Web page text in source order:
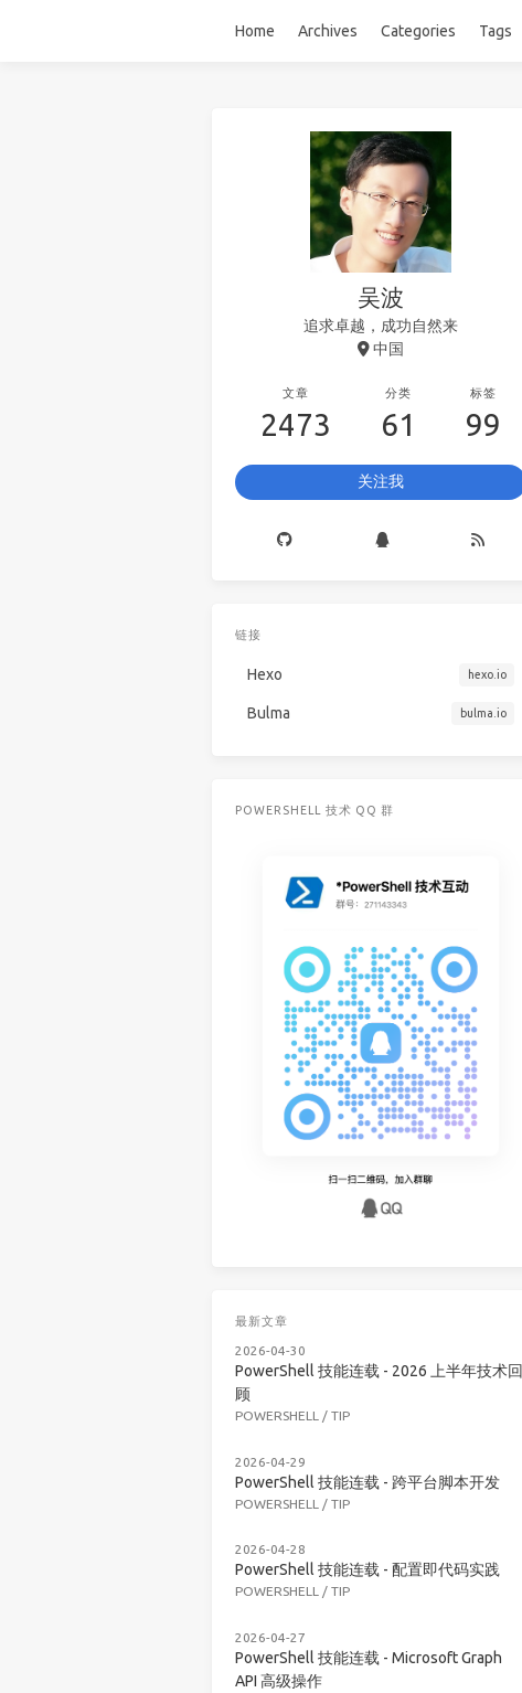
Home Archives Categories Tags
吴波
追求卓越，成功自然来
中国
文章
2473
分类
61
标签
99
关注我
链接
Hexo hexo.io
Bulma bulma.io
POWERSHELL 技术 QQ 群
最新文章
2026-04-30
PowerShell 技能连载 - 2026 上半年技术回
顾
POWERSHELL / TIP
2026-04-29
PowerShell 技能连载 - 跨平台脚本开发
POWERSHELL / TIP
2026-04-28
PowerShell 技能连载 - 配置即代码实践
POWERSHELL / TIP
2026-04-27
PowerShell 技能连载 - Microsoft Graph
API 高级操作